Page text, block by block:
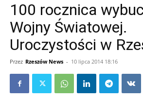
100 rocznica
Wojny Światowej.
Uroczystości w
Przez Rzeszów News - 10 lipca 2014 18:16